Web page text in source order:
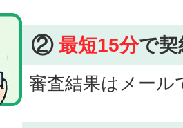
② 最短15分で契
審査結果はメール